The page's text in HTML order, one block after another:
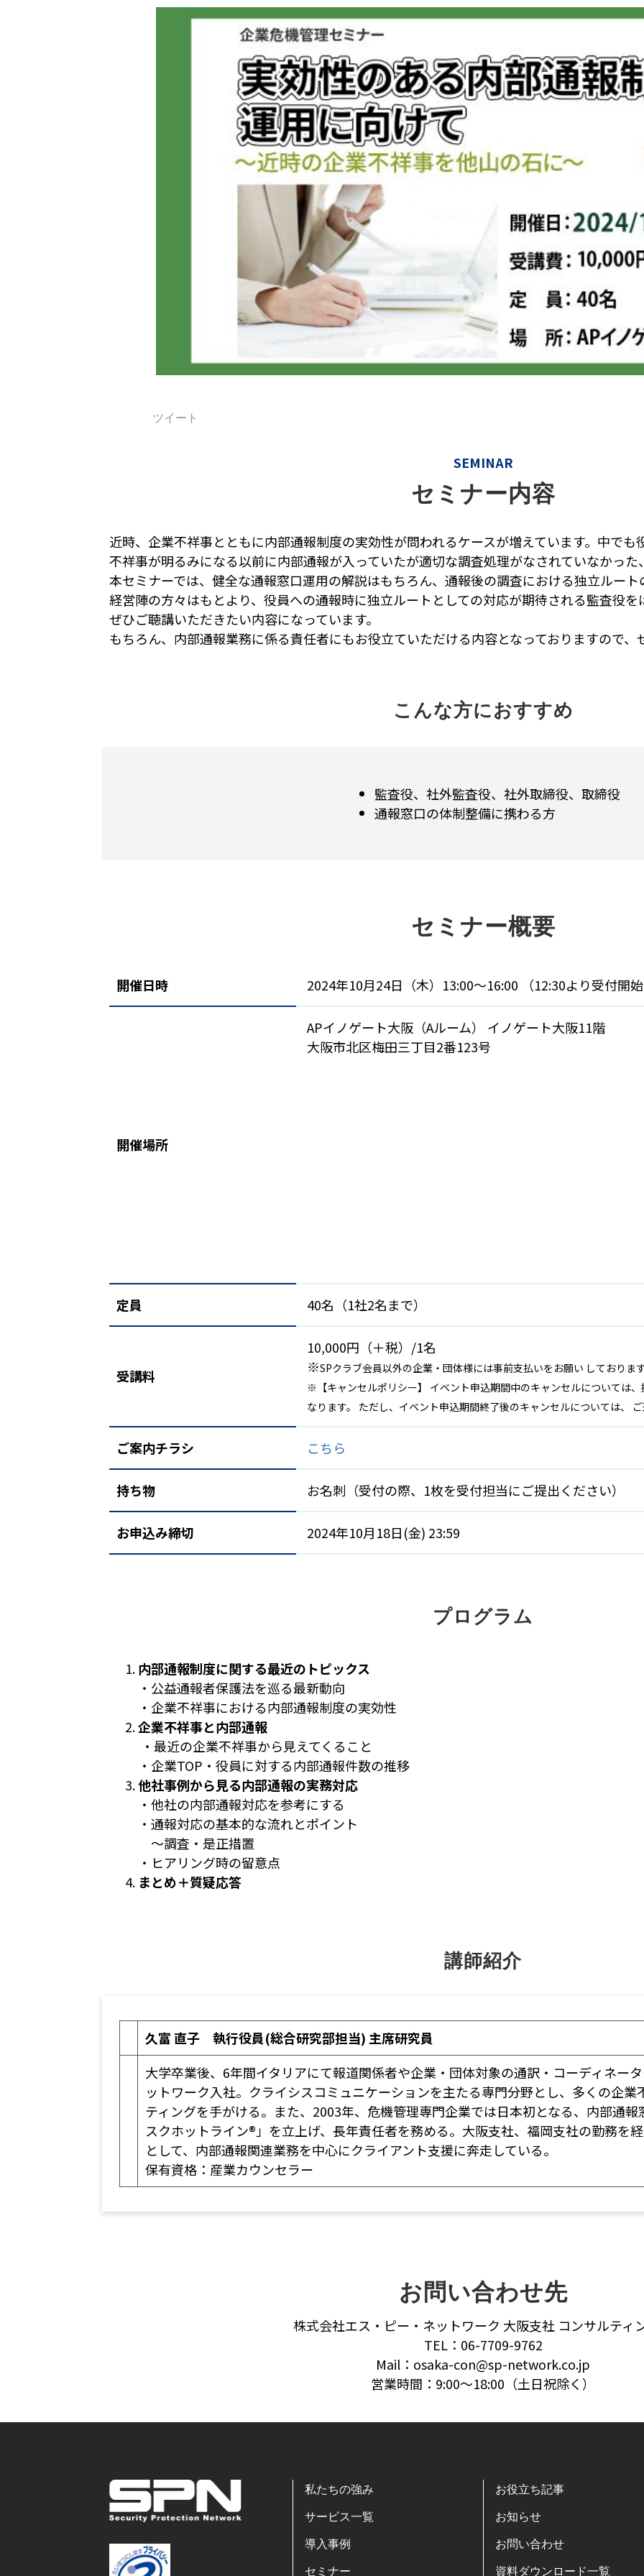
ツイート
SEMINAR
セミナー内容
近時、企業不祥事とともに内部通報制度の実効性が問われるケースが増えています。中で
不祥事が明るみになる以前に内部通報が入っていたが適切な調査処理がなされていなかっ
本セミナーでは、健全な通報窓口運用の解説はもちろん、通報後の調査における独立ルー
経営陣の方々はもとより、役員への通報時に独立ルートとしての対応が期待される監査役
ぜひご聴講いただきたい内容になっています。
もちろん、内部通報業務に係る責任者にもお役立ていただける内容となっておりますので
こんな方におすすめ
監査役、社外監査役、社外取締役、取締役
通報窓口の体制整備に携わる方
セミナー概要
開催日時 2024年10月24日（木）13:00～16:00 （12:30より受付開
開催場所
APイノゲート大阪（Aルーム） イノゲート大阪11階
大阪市北区梅田三丁目2番123号
定員 40名（1社2名まで）
受講料
10,000円（＋税）/1名
※SPクラブ会員以外の企業・団体様には事前支払いをお願い しておりま
※ 【キャンセルポリシー】 イベント申込期間中のキャンセルについては
なります。 ただし、イベント申込期間終了後のキャンセルについては、
ご案内チラシ こちら
持ち物 お名刺（受付の際、1枚を受付担当にご提出ください）
お申込み締切 2024年10月18日(金) 23:59
プログラム
内部通報制度に関する最近のトピックス
・公益通報者保護法を巡る最新動向
・企業不祥事における内部通報制度の実効性
企業不祥事と内部通報
・最近の企業不祥事から見えてくること
・企業TOP・役員に対する内部通報件数の推移
他社事例から見る内部通報の実務対応
・他社の内部通報対応を参考にする
・通報対応の基本的な流れとポイント
～調査・是正措置
・ヒアリング時の留意点
まとめ＋質疑応答
講師紹介
久富 直子
執行役員(総合研究部担当) 主席研究員
大学卒業後、6年間イタリアにて報道関係者や企業・団体対象の通訳・コーディネー
ットワーク入社。クライシスコミュニケーションを主たる専門分野とし、多くの企
ティングを手がける。また、2003年、危機管理専門企業では日本初となる、内部通
スクホットライン®」を立上げ、長年責任者を務める。大阪支社、福岡支社の勤務を
として、内部通報関連業務を中心にクライアント支援に奔走している。
保有資格：産業カウンセラー
お問い合わせ先
株式会社エス・ピー・ネットワーク 大阪支社 コンサルティ
TEL：06-7709-9762
Mail：osaka-con@sp-network.co.jp
営業時間：9:00～18:00（土日祝除く）
私たちの強み
サービス一覧
導入事例
セミナー
お役立ち記事
お知らせ
お問い合わせ
資料ダウンロード一覧